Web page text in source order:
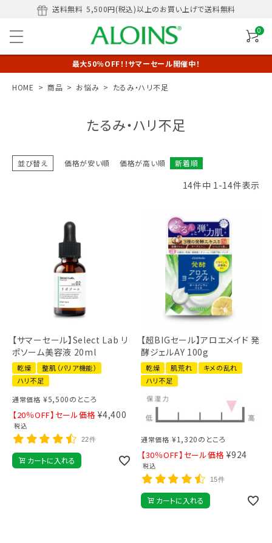
送料無料 5,500円(税込)以上のお買い上げで送料無料
0
最大50％OFF！！サマーセール開催中！
HOME 商品 お悩み たるみ・ハリ不足
たるみ・ハリ不足
並び替え 価格が安い順 価格が高い順 新着順
14件中 1-14件表示
【サマーセール】Select Lab リ
ポソーム美容液 20ml
乾燥
整肌（バリア機能）
ハリ不足
通常価格 ¥5,500のところ
【20％OFF】セール価格 ¥4,400
税込
22件
カートに入れる
【超BIGセール】アロエメイド 発
酵ジェルAY 100g
乾燥 肌荒れ
キメの乱れ
ハリ不足
通常価格 ¥1,320のところ
【30％OFF】セール価格 ¥924
税込
15件
カートに入れる